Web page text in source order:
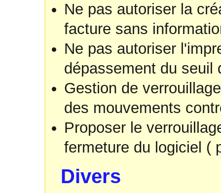
Ne pas autoriser la
facture sans
Ne pas autoriser
dépassement du seuil
Gestion de
des mouvements
Proposer le
fermeture du logiciel (
Divers